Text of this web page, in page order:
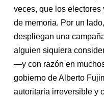
veces, que los
de memoria. Por un
despliegan una
alguien siquiera
—y con razón en
gobierno de Alberto
autoritaria irreversible y